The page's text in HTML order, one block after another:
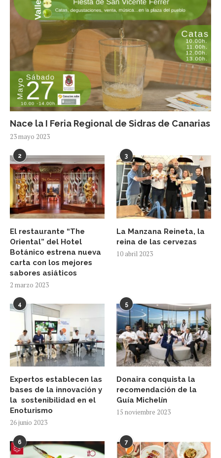
Nace la I Feria Regional de Sidras de Canarias
23 mayo 2023
2
El restaurante “The
Oriental” del Hotel
Botánico estrena nueva
carta con los mejores
sabores asiáticos
2 marzo 2023
3
La Manzana Reineta, la
reina de las cervezas
10 abril 2023
4
Expertos establecen las
bases de la innovación y
la sostenibilidad en el
Enoturismo
26 junio 2023
5
Donaira conquista la
recomendación de la
Guía Michelín
15 noviembre 2023
6 7